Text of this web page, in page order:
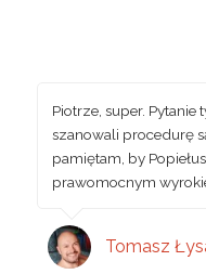
Piotrze, super. Pytanie
szanowali procedurę
pamiętam, by
prawomocnym
Tomasz